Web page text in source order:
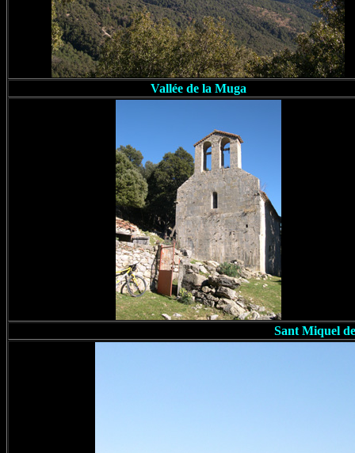
Vallée de la Muga
Sant Miquel